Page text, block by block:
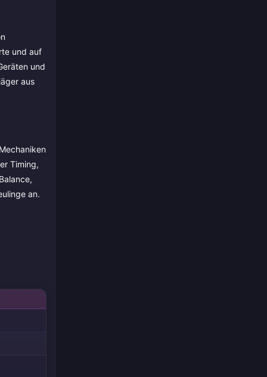
und auf
und
aus
Timing,
an.